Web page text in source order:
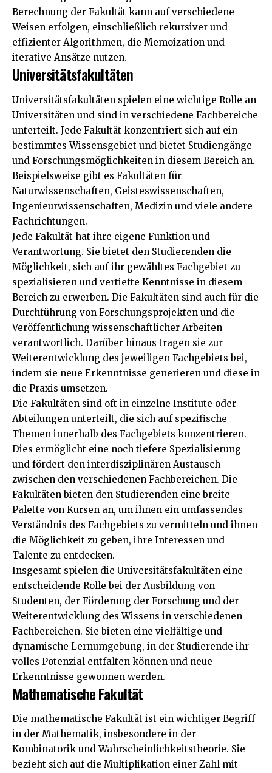
Berechnung der Fakultät kann auf verschiedene
Weisen erfolgen, einschließlich rekursiver und
effizienter Algorithmen, die Memoization und
iterative Ansätze nutzen.
Universitätsfakultäten
Universitätsfakultäten spielen eine wichtige Rolle an
Universitäten und sind in verschiedene Fachbereiche
unterteilt. Jede Fakultät konzentriert sich auf ein
bestimmtes Wissensgebiet und bietet Studiengänge
und Forschungsmöglichkeiten in diesem Bereich an.
Beispielsweise gibt es Fakultäten für
Naturwissenschaften, Geisteswissenschaften,
Ingenieurwissenschaften, Medizin und viele andere
Fachrichtungen.
Jede Fakultät hat ihre eigene Funktion und
Verantwortung. Sie bietet den Studierenden die
Möglichkeit, sich auf ihr gewähltes Fachgebiet zu
spezialisieren und vertiefte Kenntnisse in diesem
Bereich zu erwerben. Die Fakultäten sind auch für die
Durchführung von Forschungsprojekten und die
Veröffentlichung wissenschaftlicher Arbeiten
verantwortlich. Darüber hinaus tragen sie zur
Weiterentwicklung des jeweiligen Fachgebiets bei,
indem sie neue Erkenntnisse generieren und diese in
die Praxis umsetzen.
Die Fakultäten sind oft in einzelne Institute oder
Abteilungen unterteilt, die sich auf spezifische
Themen innerhalb des Fachgebiets konzentrieren.
Dies ermöglicht eine noch tiefere Spezialisierung
und fördert den interdisziplinären Austausch
zwischen den verschiedenen Fachbereichen. Die
Fakultäten bieten den Studierenden eine breite
Palette von Kursen an, um ihnen ein umfassendes
Verständnis des Fachgebiets zu vermitteln und ihnen
die Möglichkeit zu geben, ihre Interessen und
Talente zu entdecken.
Insgesamt spielen die Universitätsfakultäten eine
entscheidende Rolle bei der Ausbildung von
Studenten, der Förderung der Forschung und der
Weiterentwicklung des Wissens in verschiedenen
Fachbereichen. Sie bieten eine vielfältige und
dynamische Lernumgebung, in der Studierende ihr
volles Potenzial entfalten können und neue
Erkenntnisse gewonnen werden.
Mathematische Fakultät
Die mathematische Fakultät ist ein wichtiger Begriff
in der Mathematik, insbesondere in der
Kombinatorik und Wahrscheinlichkeitstheorie. Sie
bezieht sich auf die Multiplikation einer Zahl mit